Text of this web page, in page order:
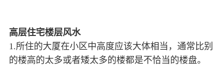
高层住宅楼层风水
1.所住的大厦在小区中高度应该大体相当，通常比别
的楼高的太多或者矮太多的楼都是不恰当的楼盘。